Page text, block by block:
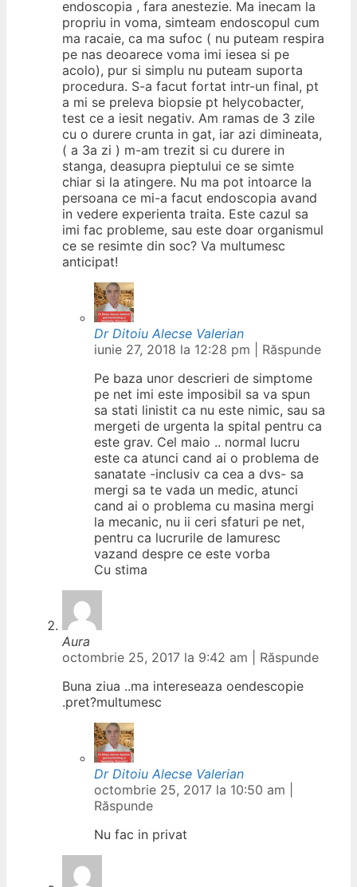
endoscopia , fara anestezie. Ma inecam la
propriu in voma, simteam endoscopul cum
ma racaie, ca ma sufoc ( nu puteam respira
pe nas deoarece voma imi iesea si pe
acolo), pur si simplu nu puteam suporta
procedura. S-a facut fortat intr-un final, pt
a mi se preleva biopsie pt helycobacter,
test ce a iesit negativ. Am ramas de 3 zile
cu o durere crunta in gat, iar azi dimineata,
( a 3a zi ) m-am trezit si cu durere in
stanga, deasupra pieptului ce se simte
chiar si la atingere. Nu ma pot intoarce la
persoana ce mi-a facut endoscopia avand
in vedere experienta traita. Este cazul sa
imi fac probleme, sau este doar organismul
ce se resimte din soc? Va multumesc
anticipat!
Dr Ditoiu Alecse Valerian
iunie 27, 2018 la 12:28 pm
Răspunde
Pe baza unor descrieri de simptome
pe net imi este imposibil sa va spun
sa stati linistit ca nu este nimic, sau sa
mergeti de urgenta la spital pentru ca
este grav. Cel maio .. normal lucru
este ca atunci cand ai o problema de
sanatate -inclusiv ca cea a dvs- sa
mergi sa te vada un medic, atunci
cand ai o problema cu masina mergi
la mecanic, nu ii ceri sfaturi pe net,
pentru ca lucrurile de lamuresc
vazand despre ce este vorba
Cu stima
Aura
octombrie 25, 2017 la 9:42 am
Răspunde
Buna ziua ..ma intereseaza oendescopie
.pret?multumesc
Dr Ditoiu Alecse Valerian
octombrie 25, 2017 la 10:50 am
Răspunde
Nu fac in privat